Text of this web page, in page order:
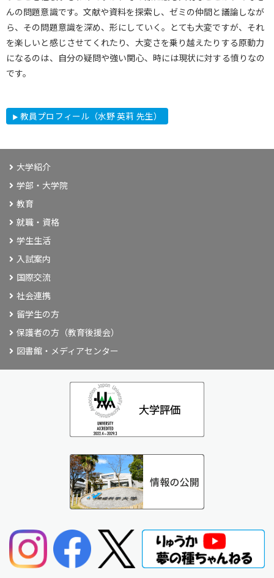
んの問題意識です。文献や資料を探索し、ゼミの仲間と議論しなが
ら、その問題意識を深め、形にしていく。とても大変ですが、それ
を楽しいと感じさせてくれたり、大変さを乗り越えたりする原動力
になるのは、自分の疑問や強い関心、時には現状に対する憤りなの
です。
教員プロフィール（水野 英莉 先生）
大学紹介
学部・大学院
教育
就職・資格
学生生活
入試案内
国際交流
社会連携
留学生の方
保護者の方（教育後援会）
図書館・メディアセンター